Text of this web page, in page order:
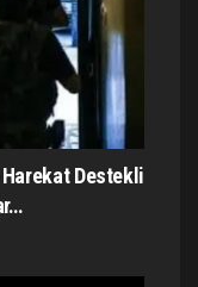
Harekat Destekli